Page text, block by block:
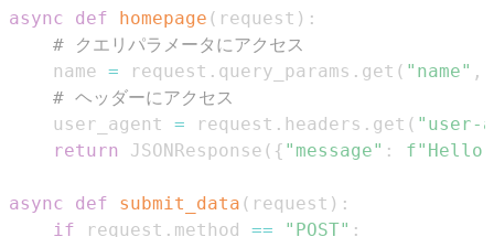
async def homepage ( request ) :
# クエリパラメータにアクセス
    name
= request . query_params . get ( "name" ,
# ヘッダーにアクセス
    user_agent
= request . headers . get ( "user-
return
JSONResponse ( { "message" :
async def submit_data ( request ) :
if request . method == "POST" :